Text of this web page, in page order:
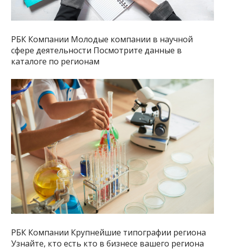
РБК Компании Молодые компании в научной
сфере деятельности Посмотрите данные в
каталоге по регионам
РБК Компании Крупнейшие типографии региона
Узнайте, кто есть кто в бизнесе вашего региона